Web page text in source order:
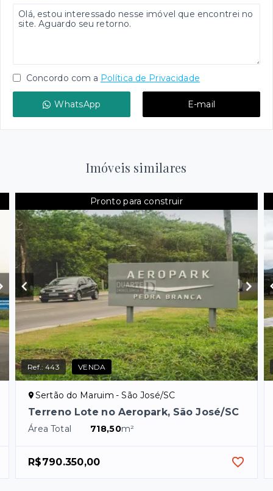
Concordo com a Política de Privacidade
WhatsApp E-mail
Imóveis similares
Pronto para construir
Ref.:443 VENDA
Sertão do Maruim - São José/SC
Terreno Lote no Aeropark, São José/SC
Área Total 718,50m²
R$790.350,00